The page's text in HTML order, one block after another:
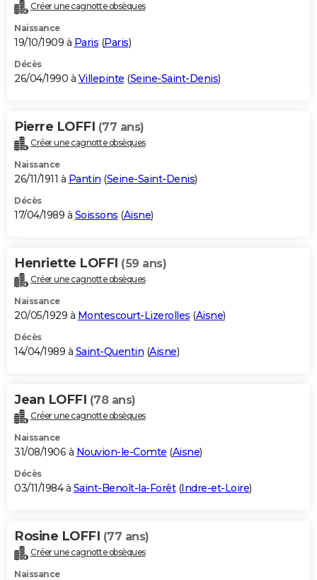
Créer une cagnotte obsèques
Naissance
19/10/1909 à Paris (Paris)
Décès
26/04/1990 à Villepinte (Seine-Saint-Denis)
Pierre LOFFI (77 ans)
Créer une cagnotte obsèques
Naissance
26/11/1911 à Pantin (Seine-Saint-Denis)
Décès
17/04/1989 à Soissons (Aisne)
Henriette LOFFI (59 ans)
Créer une cagnotte obsèques
Naissance
20/05/1929 à Montescourt-Lizerolles (Aisne)
Décès
14/04/1989 à Saint-Quentin (Aisne)
Jean LOFFI (78 ans)
Créer une cagnotte obsèques
Naissance
31/08/1906 à Nouvion-le-Comte (Aisne)
Décès
03/11/1984 à Saint-Benoît-la-Forêt(Indre-et-Loire)
Rosine LOFFI (77 ans)
Créer une cagnotte obsèques
Naissance